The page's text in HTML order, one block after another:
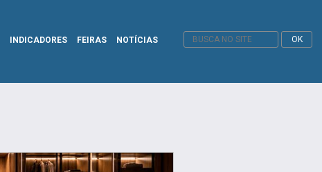
INDICADORES FEIRAS NOTÍCIAS